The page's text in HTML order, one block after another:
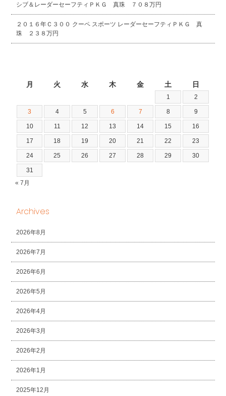
シブ＆レーダーセーフティＰＫＧ 真珠 ７０８万円
２０１６年Ｃ３００ クーペ スポーツ レーダーセーフティＰＫＧ 真
珠 ２３８万円
月 火 水 木 金 土 日
1 2
3 4 5 6 7 8 9
10 11 12 13 14 15 16
17 18 19 20 21 22 23
24 25 26 27 28 29 30
31
« 7月
Archives
2026年8月
2026年7月
2026年6月
2026年5月
2026年4月
2026年3月
2026年2月
2026年1月
2025年12月